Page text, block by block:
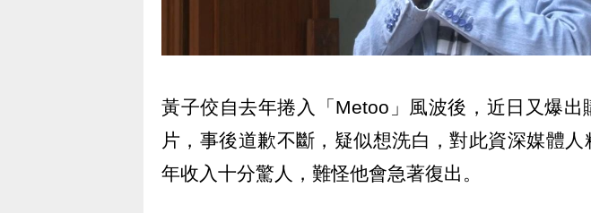
黃子佼自去年捲入「Metoo」風波後，近日又爆出
片，事後道歉不斷，疑似想洗白，對此資深媒體
年收入十分驚人，難怪他會急著復出。